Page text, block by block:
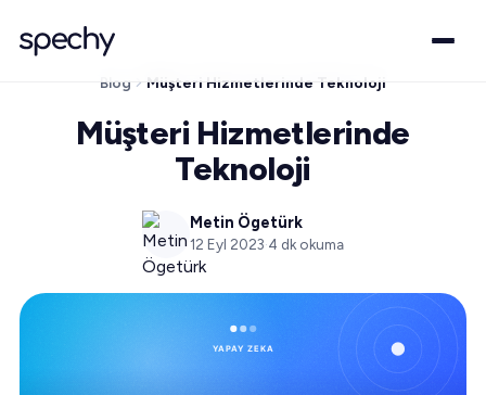
Blog Müşteri Hizmetlerinde Teknoloji
Müşteri Hizmetlerinde
Teknoloji
Metin Ögetürk
12 Eyl 2023·4 dk okuma